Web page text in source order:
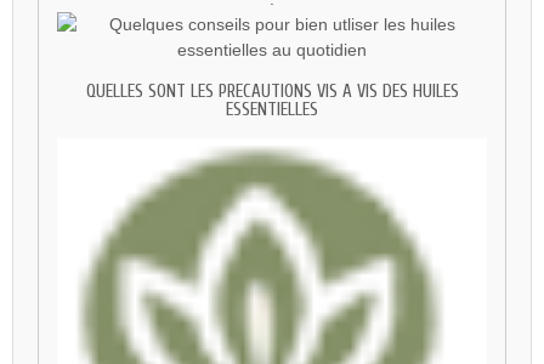
QUELLES SONT LES PRECAUTIONS VIS A VIS DES HUILES
ESSENTIELLES